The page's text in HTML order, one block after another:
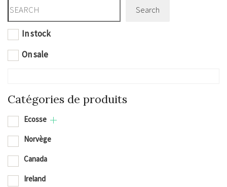
Search
In stock
On sale
Catégories de produits
Ecosse
Norvège
Canada
Ireland